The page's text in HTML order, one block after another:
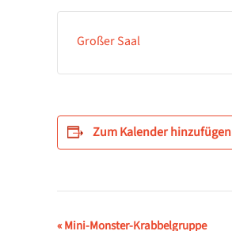
Großer Saal
Zum Kalender hinzufügen
«Mini-Monster-Krabbelgruppe